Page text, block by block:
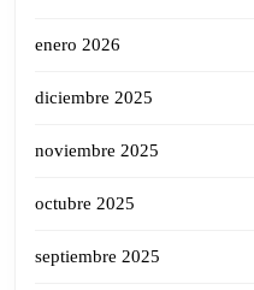
enero 2026
diciembre 2025
noviembre 2025
octubre 2025
septiembre 2025